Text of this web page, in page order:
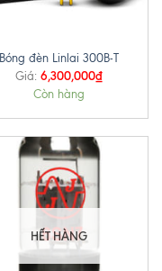
Bóng đèn Linlai 300B-T
Giá: 6,300,000₫
Còn hàng
HẾT HÀNG